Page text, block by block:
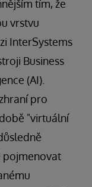
tím, že
vrstvu
InterSystems
Business
(AI).
pro
"virtuální
pojmenovat